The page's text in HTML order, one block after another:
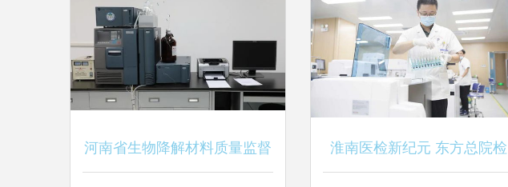
河南省生物降解材料质量监督 淮南医检新纪元 东方总院检